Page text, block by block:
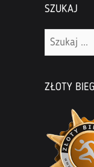
SZUKAJ
ZŁOTY BIEG